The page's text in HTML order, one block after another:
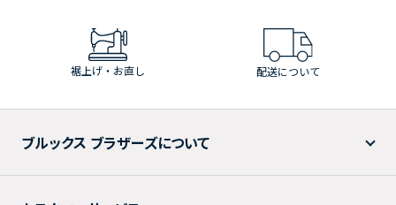
裾上げ・お直し 配送について
ブルックス ブラザーズについて